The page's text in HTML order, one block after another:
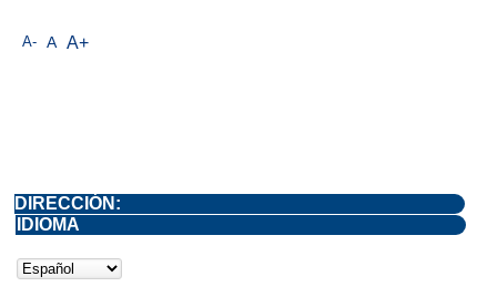
A- A A+
DIRECCIÓN:
IDIOMA